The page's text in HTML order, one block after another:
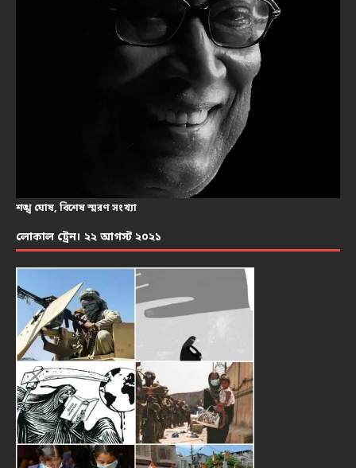
শঙ্খ ঘোষ, বিশেষ স্মরণ সংখ্যা
লোকাল ট্রেন। ২২ আগস্ট ২০২১